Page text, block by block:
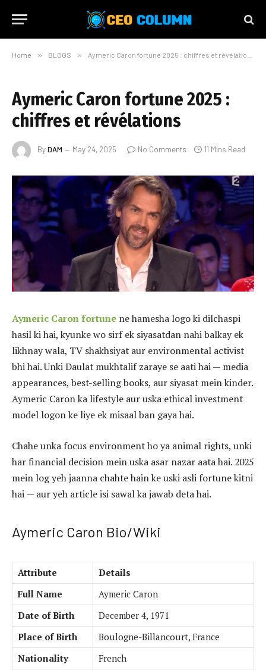
Home » BLOGS » Aymeric Caron fortune 2025 : chiffres et révélations
Aymeric Caron fortune 2025 :
chiffres et révélations
ByDAM May 24, 2025 No Comments 11 Mins Read
Aymeric Caron fortune ne hamesha logo ki dilchaspi
hasil ki hai, kyunke wo sirf ek siyasatdan nahi balkay ek
likhnay wala, TV shakhsiyat aur environmental activist
bhi hai. Unki Daulat mukhtalif zaraye se aati hai — media
appearances, best-selling books, aur siyasat mein kinder.
Aymeric Caron ka lifestyle aur uska ethical investment
model logon ke liye ek misaal ban gaya hai.
Chahe unka focus environment ho ya animal rights, unki
har financial decision mein uska asar nazar aata hai. 2025
mein log yeh jaanna chahte hain ke uski asli fortune kitni
hai — aur yeh article isi sawal ka jawab deta hai.
Aymeric Caron Bio/Wiki
Attribute
Details
Full Name
Aymeric Caron
Date of Birth
December 4, 1971
Place of Birth
Boulogne-Billancourt, France
Nationality
French